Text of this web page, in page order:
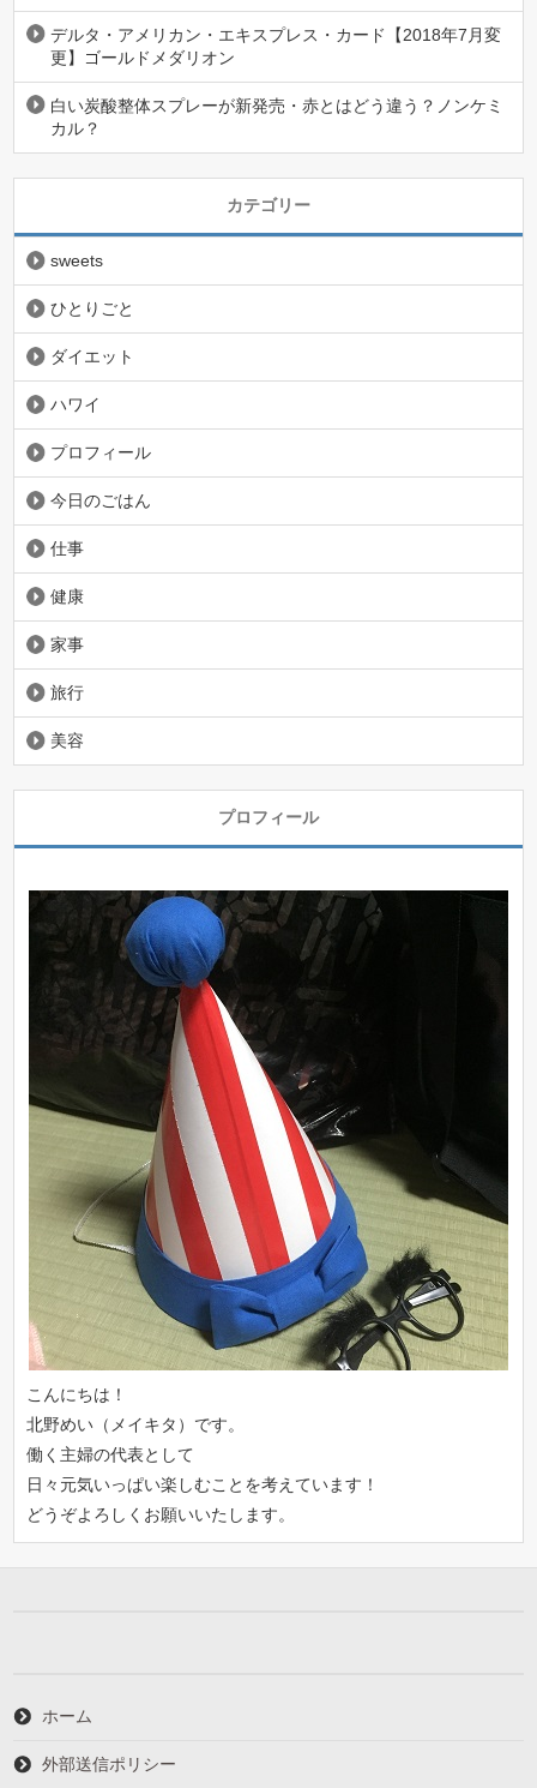
デルタ・アメリカン・エキスプレス・カード【2018年7月変
更】ゴールドメダリオン
白い炭酸整体スプレーが新発売・赤とはどう違う？ノンケミ
カル？
カテゴリー
sweets
ひとりごと
ダイエット
ハワイ
プロフィール
今日のごはん
仕事
健康
家事
旅行
美容
プロフィール
こんにちは！
北野めい（メイキタ）です。
働く主婦の代表として
日々元気いっぱい楽しむことを考えています！
どうぞよろしくお願いいたします。
ホーム
外部送信ポリシー